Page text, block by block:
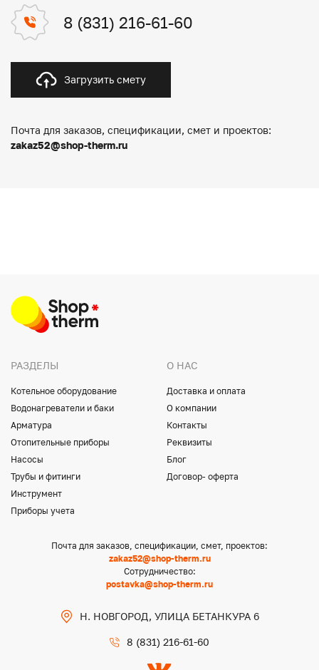
8 (831) 216-61-60
Загрузить смету
Почта для заказов, спецификации, смет и проектов:
zakaz52@shop-therm.ru
РАЗДЕЛЫ
Котельное оборудование
Водонагреватели и баки
Арматура
Отопительные приборы
Насосы
Трубы и фитинги
Инструмент
Приборы учета
О НАС
Доставка и оплата
О компании
Контакты
Реквизиты
Блог
Договор- оферта
Почта для заказов, спецификации, смет, проектов:
zakaz52@shop-therm.ru
Сотрудничество:
postavka@shop-therm.ru
Н. НОВГОРОД, УЛИЦА БЕТАНКУРА 6
8 (831) 216-61-60